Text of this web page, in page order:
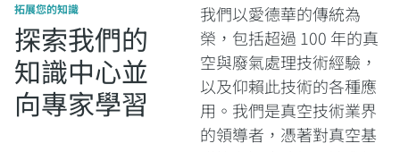
拓展您的知識
探索我們的
知識中心並
向專家學習
我們以愛德華的傳統為
榮，包括超過 100 年的真
空與廢氣處理技術經驗，
以及仰賴此技術的各種應
用。我們是真空技術業界
的領導者，憑著對真空基